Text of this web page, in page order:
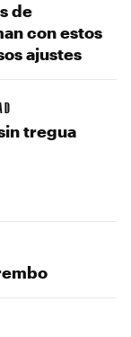
de
con estos
ajustes
tregua